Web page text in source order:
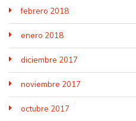
febrero 2018
enero 2018
diciembre 2017
noviembre 2017
octubre 2017